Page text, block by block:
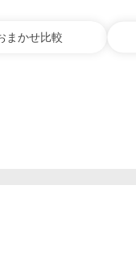
まかせ比較